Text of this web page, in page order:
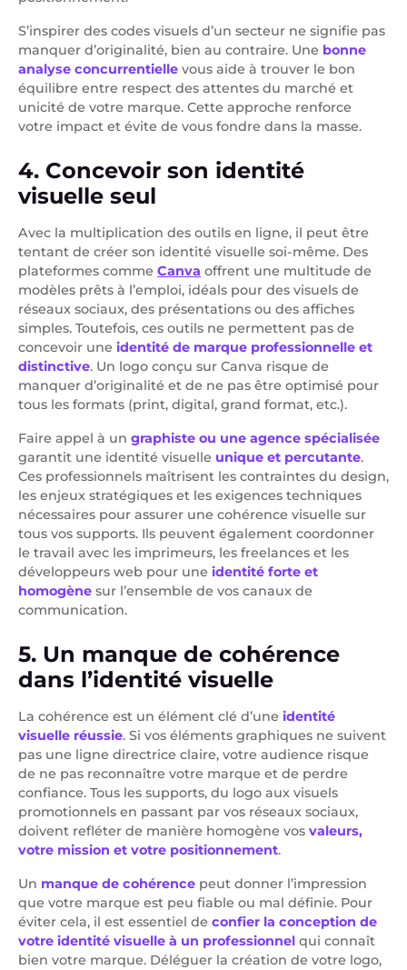
S’inspirer des codes visuels d’un secteur ne signifie pas
manquer d’originalité, bien au contraire. Une bonne
analyse concurrentielle vous aide à trouver le bon
équilibre entre respect des attentes du marché et
unicité de votre marque. Cette approche renforce
votre impact et évite de vous fondre dans la masse.
4. Concevoir son identité
visuelle seul
Avec la multiplication des outils en ligne, il peut être
tentant de créer son identité visuelle soi-même. Des
plateformes comme Canva offrent une multitude de
modèles prêts à l’emploi, idéals pour des visuels de
réseaux sociaux, des présentations ou des affiches
simples. Toutefois, ces outils ne permettent pas de
concevoir une identité de marque professionnelle et
distinctive. Un logo conçu sur Canva risque de
manquer d’originalité et de ne pas être optimisé pour
tous les formats (print, digital, grand format, etc.).
Faire appel à un graphiste ou une agence spécialisée
garantit une identité visuelle unique et percutante.
Ces professionnels maîtrisent les contraintes du design,
les enjeux stratégiques et les exigences techniques
nécessaires pour assurer une cohérence visuelle sur
tous vos supports. Ils peuvent également coordonner
le travail avec les imprimeurs, les freelances et les
développeurs web pour une identité forte et
homogène sur l’ensemble de vos canaux de
communication.
5. Un manque de cohérence
dans l’identité visuelle
La cohérence est un élément clé d’une identité
visuelle réussie. Si vos éléments graphiques ne suivent
pas une ligne directrice claire, votre audience risque
de ne pas reconnaître votre marque et de perdre
confiance. Tous les supports, du logo aux visuels
promotionnels en passant par vos réseaux sociaux,
doivent refléter de manière homogène vos valeurs,
votre mission et votre positionnement.
Un manque de cohérence peut donner l’impression
que votre marque est peu fiable ou mal définie. Pour
éviter cela, il est essentiel de confier la conception de
votre identité visuelle à un professionnel qui connaît
bien votre marque. Déléguer la création de votre logo,